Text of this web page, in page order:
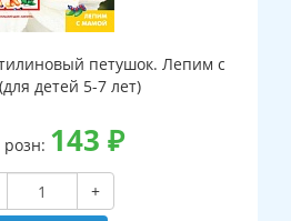
петушок. Лепим с
детей 5-7 лет)
143 ₽
+